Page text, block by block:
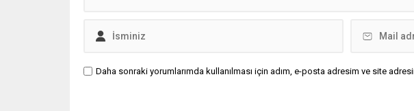
Daha sonraki yorumlarımda kullanılması için adım, e-posta adresim ve site